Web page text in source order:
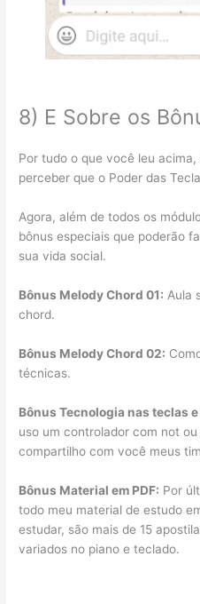
8) E Sobre os
Por tudo o que você leu
perceber que o Poder das
Agora, além de todos os
bônus especiais que poderão
sua vida social.
Bônus Melody Chord 01: Aula
chord.
Bônus Melody Chord 02:
técnicas.
Bônus Tecnologia nas teclas
uso um controlador com not
compartilho com você meus
Bônus Material em PDF: Por
todo meu material de estudo
estudar, são mais de 15
variados no piano e teclado.